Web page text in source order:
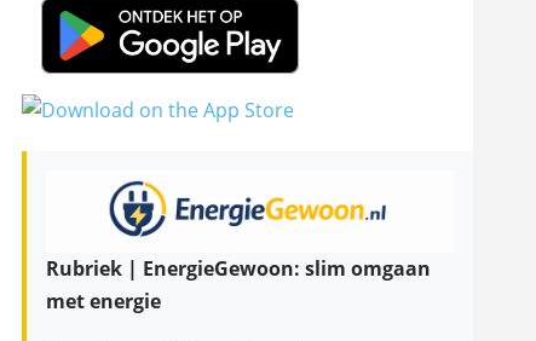
Rubriek | EnergieGewoon: slim omgaan
met energie